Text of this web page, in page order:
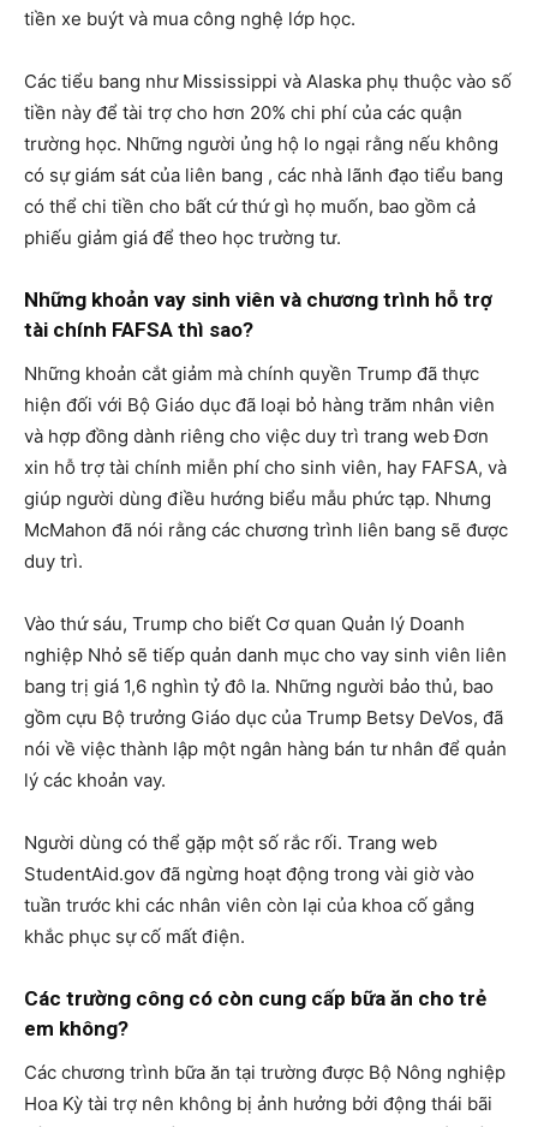
tiền xe buýt và mua công nghệ lớp học.
Các tiểu bang như Mississippi và Alaska phụ thuộc vào số
tiền này để tài trợ cho hơn 20% chi phí của các quận
trường học. Những người ủng hộ lo ngại rằng nếu không
có sự giám sát của liên bang , các nhà lãnh đạo tiểu bang
có thể chi tiền cho bất cứ thứ gì họ muốn, bao gồm cả
phiếu giảm giá để theo học trường tư.
Những khoản vay sinh viên và chương trình hỗ trợ
tài chính FAFSA thì sao?
Những khoản cắt giảm mà chính quyền Trump đã thực
hiện đối với Bộ Giáo dục đã loại bỏ hàng trăm nhân viên
và hợp đồng dành riêng cho việc duy trì trang web Đơn
xin hỗ trợ tài chính miễn phí cho sinh viên, hay FAFSA, và
giúp người dùng điều hướng biểu mẫu phức tạp. Nhưng
McMahon đã nói rằng các chương trình liên bang sẽ được
duy trì.
Vào thứ sáu, Trump cho biết Cơ quan Quản lý Doanh
nghiệp Nhỏ sẽ tiếp quản danh mục cho vay sinh viên liên
bang trị giá 1,6 nghìn tỷ đô la. Những người bảo thủ, bao
gồm cựu Bộ trưởng Giáo dục của Trump Betsy DeVos, đã
nói về việc thành lập một ngân hàng bán tư nhân để quản
lý các khoản vay.
Người dùng có thể gặp một số rắc rối. Trang web
StudentAid.gov đã ngừng hoạt động trong vài giờ vào
tuần trước khi các nhân viên còn lại của khoa cố gắng
khắc phục sự cố mất điện.
Các trường công có còn cung cấp bữa ăn cho trẻ
em không?
Các chương trình bữa ăn tại trường được Bộ Nông nghiệp
Hoa Kỳ tài trợ nên không bị ảnh hưởng bởi động thái bãi